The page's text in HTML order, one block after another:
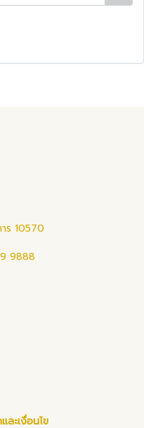
ร 10570
9888
ละเงื่อนไข